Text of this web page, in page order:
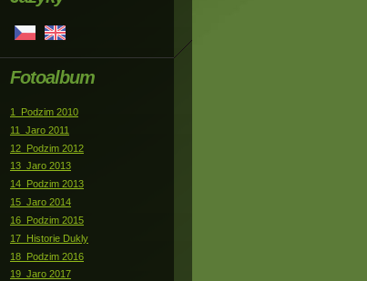
Fotoalbum
1_Podzim 2010
11_Jaro 2011
12_Podzim 2012
13_Jaro 2013
14_Podzim 2013
15_Jaro 2014
16_Podzim 2015
17_Historie Dukly
18_Podzim 2016
19_Jaro 2017